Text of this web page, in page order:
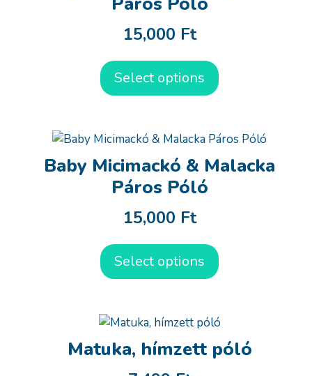
15,000 Ft
Select options
Baby Micimackó & Malacka
Páros Póló
15,000 Ft
Select options
Matuka, hímzett póló